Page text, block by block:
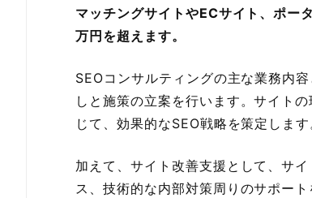
マッチングサイトやECサイト、ポー
万円を超えます。
SEOコンサルティングの主な業務内
しと施策の立案を行います。サイト
じて、効果的なSEO戦略を策定します
加えて、サイト改善支援として、サ
ス、技術的な内部対策周りのサポート